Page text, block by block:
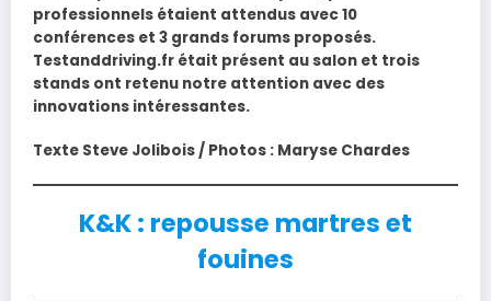
professionnels étaient attendus avec 10
conférences et 3 grands forums proposés.
Testanddriving.fr était présent au salon et trois
stands ont retenu notre attention avec des
innovations intéressantes.
Texte Steve Jolibois / Photos : Maryse Chardes
K&K : repousse martres et
fouines